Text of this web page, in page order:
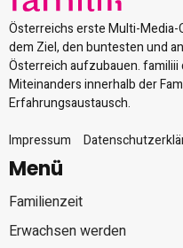
Österreichs erste Multi-
dem Ziel, den buntesten und
Österreich aufzubauen.
Miteinanders innerhalb der
Erfahrungsaustausch.
Impressum
Menü
Familienzeit
Erwachsen werden